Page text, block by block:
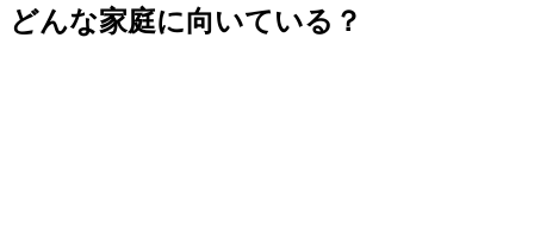
どんな家庭に向いている？